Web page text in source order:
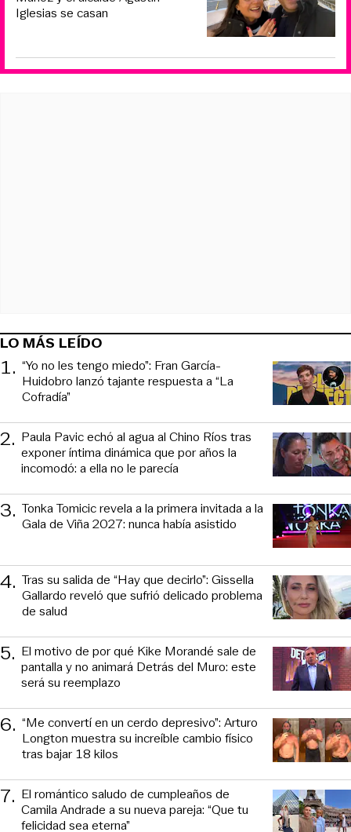
Iglesias se casan
LO MÁS LEÍDO
1. “Yo no les tengo miedo”: Fran García-
Huidobro lanzó tajante respuesta a “La
Cofradía”
2. Paula Pavic echó al agua al Chino Ríos tras
exponer íntima dinámica que por años la
incomodó: a ella no le parecía
3. Tonka Tomicic revela a la primera invitada a la
Gala de Viña 2027: nunca había asistido
4. Tras su salida de “Hay que decirlo”: Gissella
Gallardo reveló que sufrió delicado problema
de salud
5. El motivo de por qué Kike Morandé sale de
pantalla y no animará Detrás del Muro: este
será su reemplazo
6. “Me convertí en un cerdo depresivo”: Arturo
Longton muestra su increíble cambio físico
tras bajar 18 kilos
7. El romántico saludo de cumpleaños de
Camila Andrade a su nueva pareja: “Que tu
felicidad sea eterna”